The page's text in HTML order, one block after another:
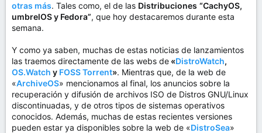
otras más. Tales como, el de las Distribuciones “CachyOS,
umbrelOS y Fedora”, que hoy destacaremos durante esta
semana.
Y como ya saben, muchas de estas noticias de lanzamientos
las traemos directamente de las webs de «DistroWatch,
OS.Watch y FOSS Torrent». Mientras que, de la web de
«ArchiveOS» mencionamos al final, los anuncios sobre la
recuperación y difusión de archivos ISO de Distros GNU/Linux
discontinuadas, y de otros tipos de sistemas operativos
conocidos. Además, muchas de estas recientes versiones
pueden estar ya disponibles sobre la web de «DistroSea»